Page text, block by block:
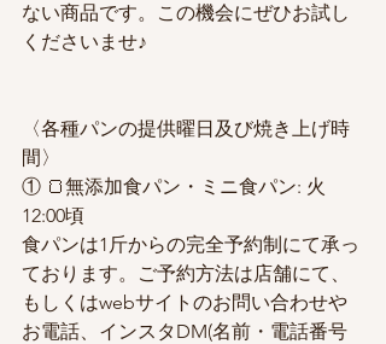
ない商品です。この機会にぜひお試し
くださいませ♪
〈各種パンの提供曜日及び焼き上げ時
間〉
① 🍞無添加食パン・ミニ食パン: 火
12:00頃
食パンは1斤からの完全予約制にて承っ
ております。ご予約方法は店舗にて、
もしくはwebサイトのお問い合わせや
お電話、インスタDM(名前・電話番号